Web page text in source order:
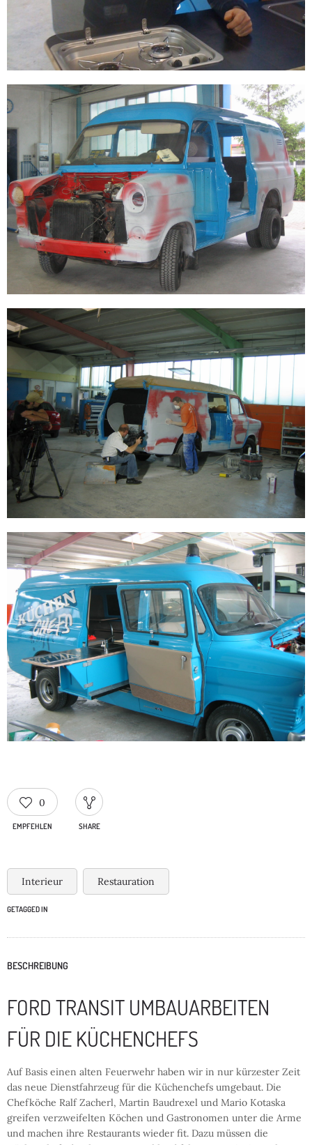
0
EMPFEHLEN SHARE
Interieur Restauration
GETAGGED IN
BESCHREIBUNG
FORD TRANSIT UMBAUARBEITEN
FÜR DIE KÜCHENCHEFS
Auf Basis einen alten Feuerwehr haben wir in nur kürzester Zeit
das neue Dienstfahrzeug für die Küchenchefs umgebaut. Die
Chefköche Ralf Zacherl, Martin Baudrexel und Mario Kotaska
greifen verzweifelten Köchen und Gastronomen unter die Arme
und machen ihre Restaurants wieder fit. Dazu müssen die